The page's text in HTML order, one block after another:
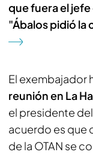
que fuera el
"Ábalos pidió la
El exembajador
reunión en La
el presidente
acuerdo es que
de la OTAN se